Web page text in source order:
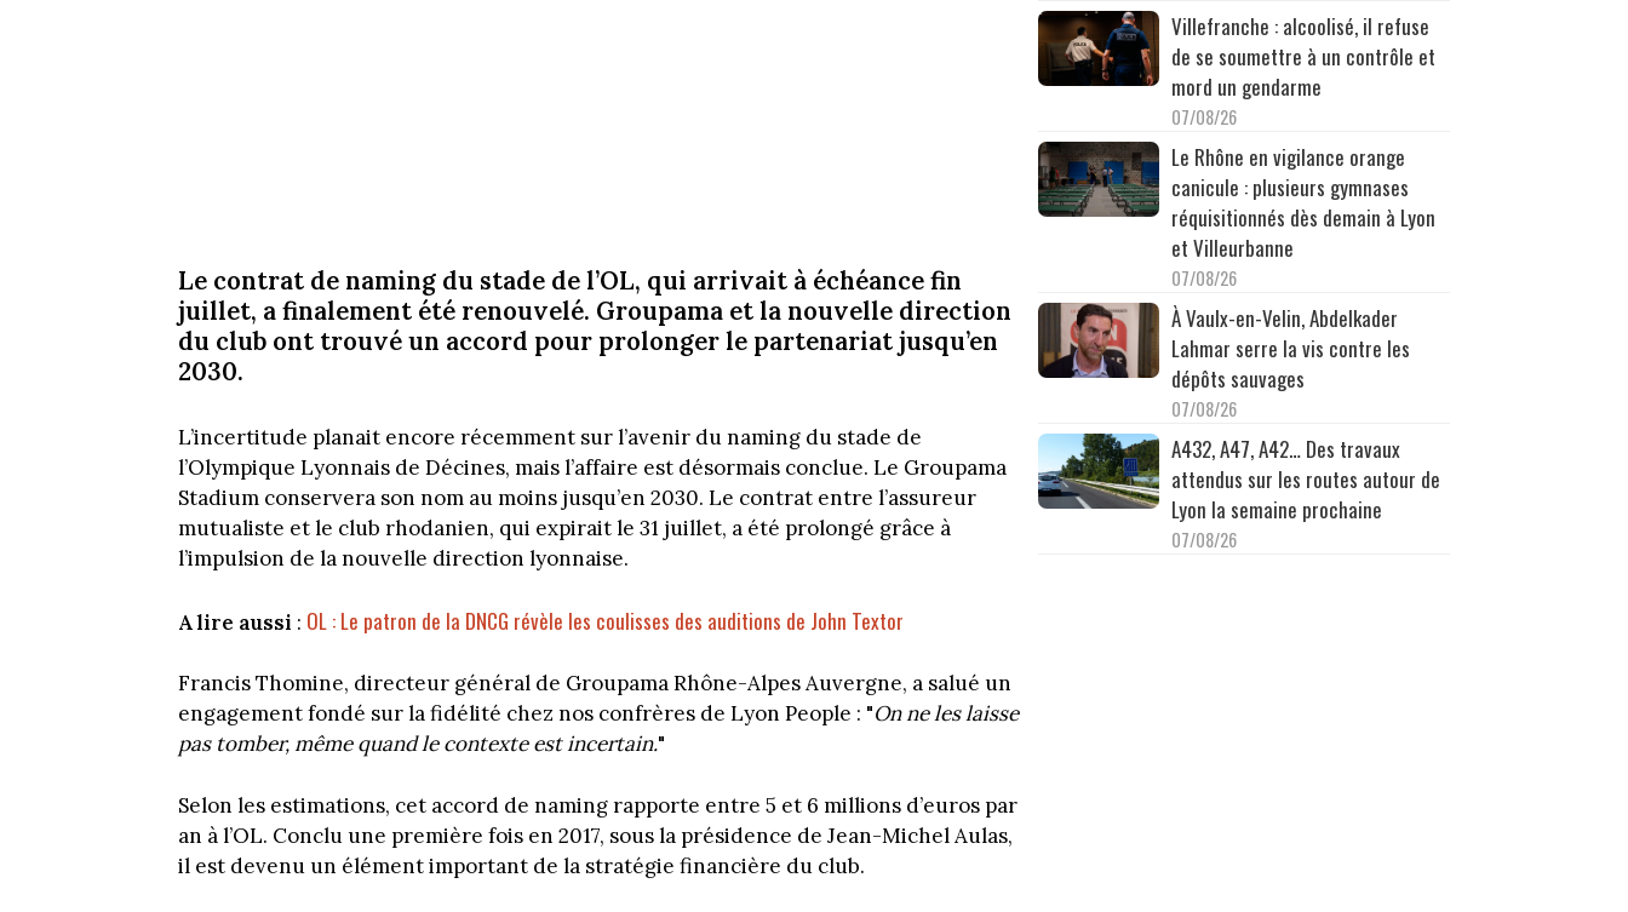
Le contrat de naming du stade de l’OL, qui arrivait à échéance fin
juillet, a finalement été renouvelé. Groupama et la nouvelle direction
du club ont trouvé un accord pour prolonger le partenariat jusqu’en
2030.
L’incertitude planait encore récemment sur l’avenir du naming du stade de
l’Olympique Lyonnais de Décines, mais l’affaire est désormais conclue. Le Groupama
Stadium conservera son nom au moins jusqu’en 2030. Le contrat entre l’assureur
mutualiste et le club rhodanien, qui expirait le 31 juillet, a été prolongé grâce à
l’impulsion de la nouvelle direction lyonnaise.
A lire aussi : OL : Le patron de la DNCG révèle les coulisses des auditions de John Textor
Francis Thomine, directeur général de Groupama Rhône-Alpes Auvergne, a salué un
engagement fondé sur la fidélité chez nos confrères de Lyon People : "On ne les laisse
pas tomber, même quand le contexte est incertain."
Selon les estimations, cet accord de naming rapporte entre 5 et 6 millions d’euros par
an à l’OL. Conclu une première fois en 2017, sous la présidence de Jean-Michel Aulas,
il est devenu un élément important de la stratégie financière du club.
Villefranche : alcoolisé, il refuse
de se soumettre à un contrôle et
mord un gendarme
07/08/26
Le Rhône en vigilance orange
canicule : plusieurs gymnases
réquisitionnés dès demain à Lyon
et Villeurbanne
07/08/26
À Vaulx-en-Velin, Abdelkader
Lahmar serre la vis contre les
dépôts sauvages
07/08/26
A432, A47, A42… Des travaux
attendus sur les routes autour de
Lyon la semaine prochaine
07/08/26